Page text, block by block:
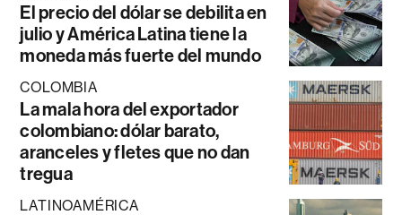
El precio del dólar se debilita en
julio y América Latina tiene la
moneda más fuerte del mundo
COLOMBIA
La mala hora del exportador
colombiano: dólar barato,
aranceles y fletes que no dan
tregua
LATINOAMÉRICA